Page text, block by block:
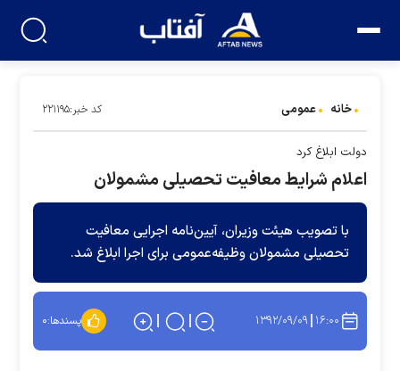
خانه عمومی کد خبر:۲۲۱۱۹۵
دولت ابلاغ کرد
اعلام شرایط معافیت تحصیلی مشمولان
با تصویب هیئت وزیران، آیین‌نامه اجرایی معافیت
تحصیلی مشمولان وظیفه‌عمومی برای اجرا ابلاغ شد.
۱۶:۰۰ ۱۳۹۲/۰۹/۰۹ پسندها:۰